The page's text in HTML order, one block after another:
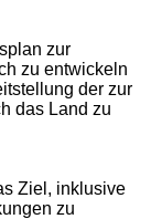
zur
zu entwickeln
der zur
das Land zu
Ziel, inklusive
zu